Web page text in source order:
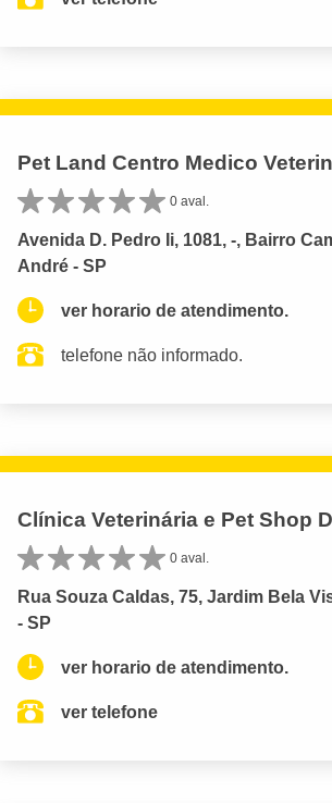
Pet Land Centro Medico
0 aval.
Avenida D. Pedro Ii, 1081, -, Bairro
André - SP
ver horario de atendimento.
telefone não informado.
Clínica Veterinária e Pet Shop
0 aval.
Rua Souza Caldas, 75, Jardim Bela
- SP
ver horario de atendimento.
ver telefone